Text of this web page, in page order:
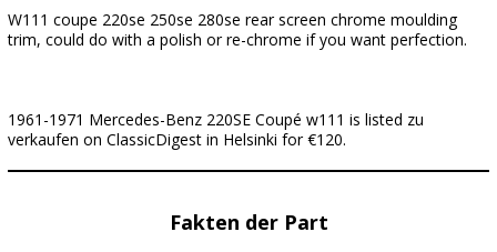
W111 coupe 220se 250se 280se rear screen chrome moulding
trim, could do with a polish or re-chrome if you want perfection.
1961-1971 Mercedes-Benz 220SE Coupé w111 is listed zu
verkaufen on ClassicDigest in Helsinki for €120.
Fakten der Part